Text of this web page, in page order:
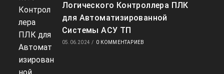
Логического Контроллера ПЛК
для Автоматизированной
Системы АСУ ТП
05.06.2024 / 0 КОММЕНТАРИЕВ